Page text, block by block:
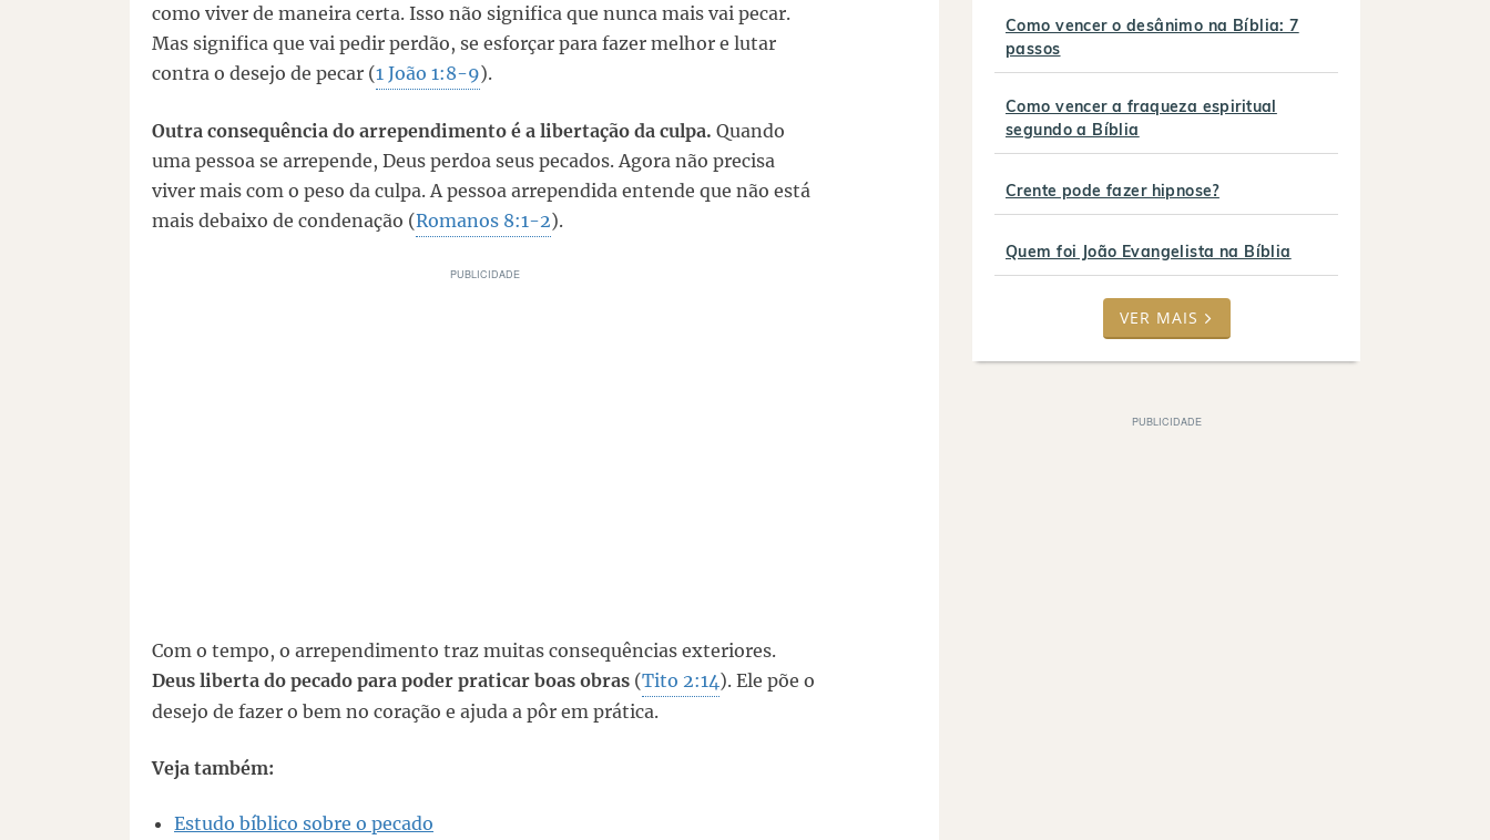
como viver de maneira certa. Isso não significa que nunca mais vai pecar.
Mas significa que vai pedir perdão, se esforçar para fazer melhor e lutar
contra o desejo de pecar (1 João 1:8-9).
Outra consequência do arrependimento é a libertação da culpa. Quando
uma pessoa se arrepende, Deus perdoa seus pecados. Agora não precisa
viver mais com o peso da culpa. A pessoa arrependida entende que não está
mais debaixo de condenação (Romanos 8:1-2).
Com o tempo, o arrependimento traz muitas consequências exteriores.
Deus liberta do pecado para poder praticar boas obras (Tito 2:14). Ele põe o
desejo de fazer o bem no coração e ajuda a pôr em prática.
Veja também:
Estudo bíblico sobre o pecado
Como vencer o desânimo na Bíblia: 7
passos
Como vencer a fraqueza espiritual
segundo a Bíblia
Crente pode fazer hipnose?
Quem foi João Evangelista na Bíblia
VER MAIS